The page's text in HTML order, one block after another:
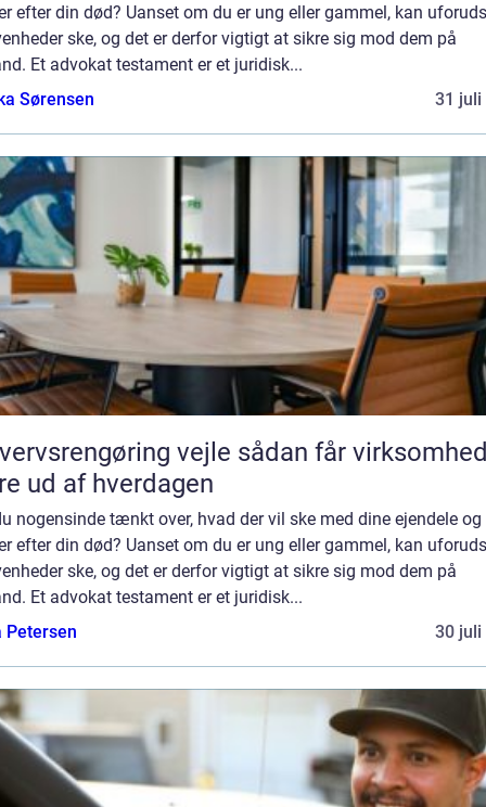
efter din død? Uanset om du er ung eller gammel, kan
ske, og det er derfor vigtigt at sikre sig mod dem på
Et advokat testament er et juridisk...
Sørensen
31 juli
vejle sådan får virksomheder
ud af hverdagen
nogensinde tænkt over, hvad der vil ske med dine ejendele og
efter din død? Uanset om du er ung eller gammel, kan
ske, og det er derfor vigtigt at sikre sig mod dem på
Et advokat testament er et juridisk...
Petersen
30 juli